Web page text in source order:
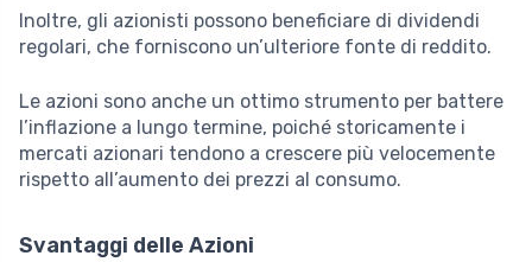
Inoltre, gli azionisti possono beneficiare di dividendi
regolari, che forniscono un’ulteriore fonte di reddito.
Le azioni sono anche un ottimo strumento per battere
l’inflazione a lungo termine, poiché storicamente i
mercati azionari tendono a crescere più velocemente
rispetto all’aumento dei prezzi al consumo.
Svantaggi delle Azioni